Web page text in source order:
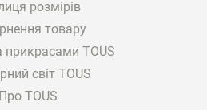
розмірів
товару
прикрасами TOUS
світ TOUS
Про TOUS